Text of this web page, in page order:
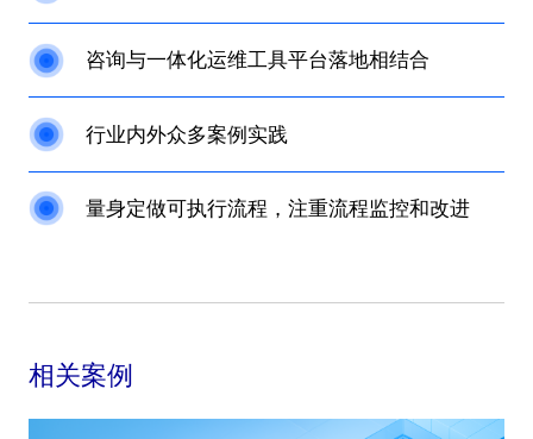
咨询与一体化运维工具平台落地相结合
行业内外众多案例实践
量身定做可执行流程，注重流程监控和改进
相关案例